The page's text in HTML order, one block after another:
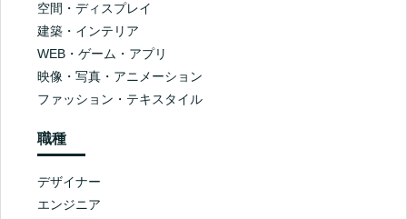
空間・ディスプレイ
建築・インテリア
WEB・ゲーム・アプリ
映像・写真・アニメーション
ファッション・テキスタイル
職種
デザイナー
エンジニア